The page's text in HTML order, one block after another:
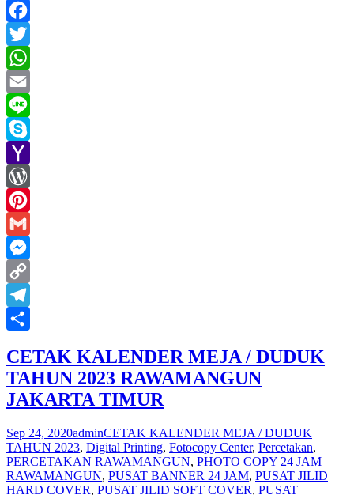
Facebook
Twitter
WhatsApp
Email
Line
Skype
Yahoo
Mail
WordPress
Pinterest
Gmail
Messenger
Copy
Link
Telegram
CETAK KALENDER MEJA / DUDUK
TAHUN 2023 RAWAMANGUN
JAKARTA TIMUR
Sep 24, 2020adminCETAK KALENDER MEJA / DUDUK
TAHUN 2023, Digital Printing, Fotocopy Center, Percetakan,
PERCETAKAN RAWAMANGUN, PHOTO COPY 24 JAM
RAWAMANGUN, PUSAT BANNER 24 JAM, PUSAT JILID
HARD COVER, PUSAT JILID SOFT COVER, PUSAT